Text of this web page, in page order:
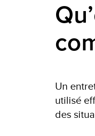
Un
utilisé
des